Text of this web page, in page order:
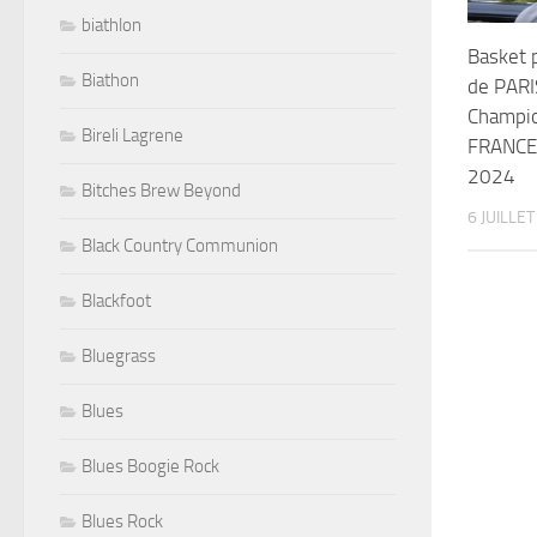
Basket
de
2024
6
biathlon
Biathon
Bireli Lagrene
Bitches Brew Beyond
Black Country Communion
Blackfoot
Bluegrass
Blues
Blues Boogie Rock
Blues Rock